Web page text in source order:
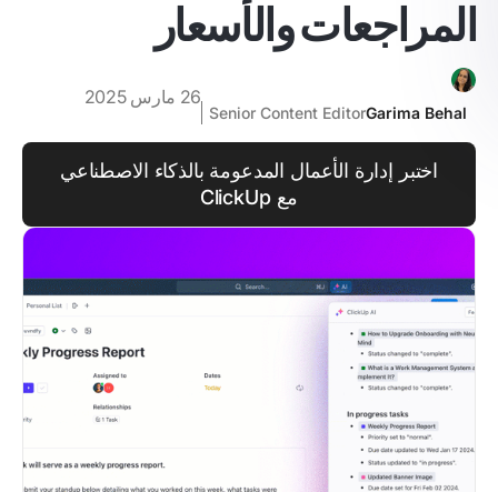
المراجعات والأسعار
Garima Behal
Senior Content Editor
26 مارس 2025
اختبر إدارة الأعمال المدعومة بالذكاء الاصطناعي
مع ClickUp